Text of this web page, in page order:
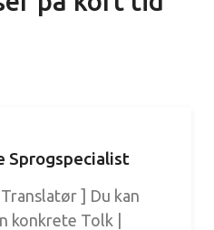
Sprogspecialist
] Du kan
konkrete Tolk |